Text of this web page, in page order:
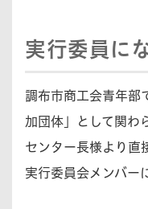
実行委員に
調布市商工会青年部
加団体」として関わ
センター長様より直
実行委員会メンバー